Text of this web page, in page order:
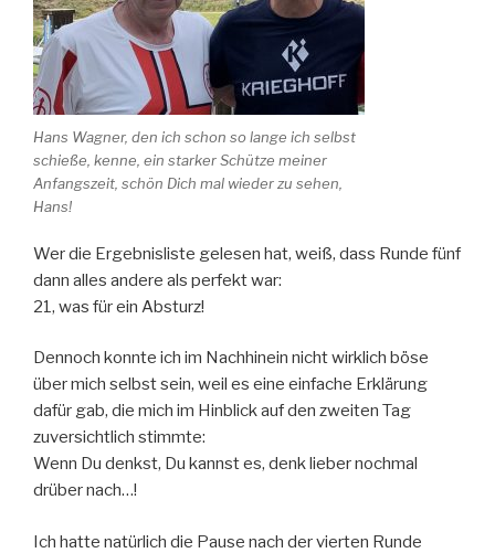
Hans Wagner, den ich schon so lange ich selbst
schieße, kenne, ein starker Schütze meiner
Anfangszeit, schön Dich mal wieder zu sehen,
Hans!
Wer die Ergebnisliste gelesen hat, weiß, dass Runde fünf
dann alles andere als perfekt war:
21, was für ein Absturz!
Dennoch konnte ich im Nachhinein nicht wirklich böse
über mich selbst sein, weil es eine einfache Erklärung
dafür gab, die mich im Hinblick auf den zweiten Tag
zuversichtlich stimmte:
Wenn Du denkst, Du kannst es, denk lieber nochmal
drüber nach…!
Ich hatte natürlich die Pause nach der vierten Runde